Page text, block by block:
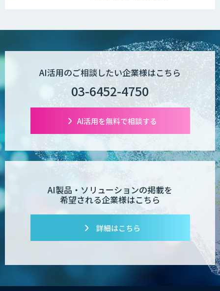
AI活用のご相談したい企業様はこちら
03-6452-4750
AI活用を無料で相談する
AI製品・ソリューションの掲載を
希望される企業様はこちら
詳細はこちら